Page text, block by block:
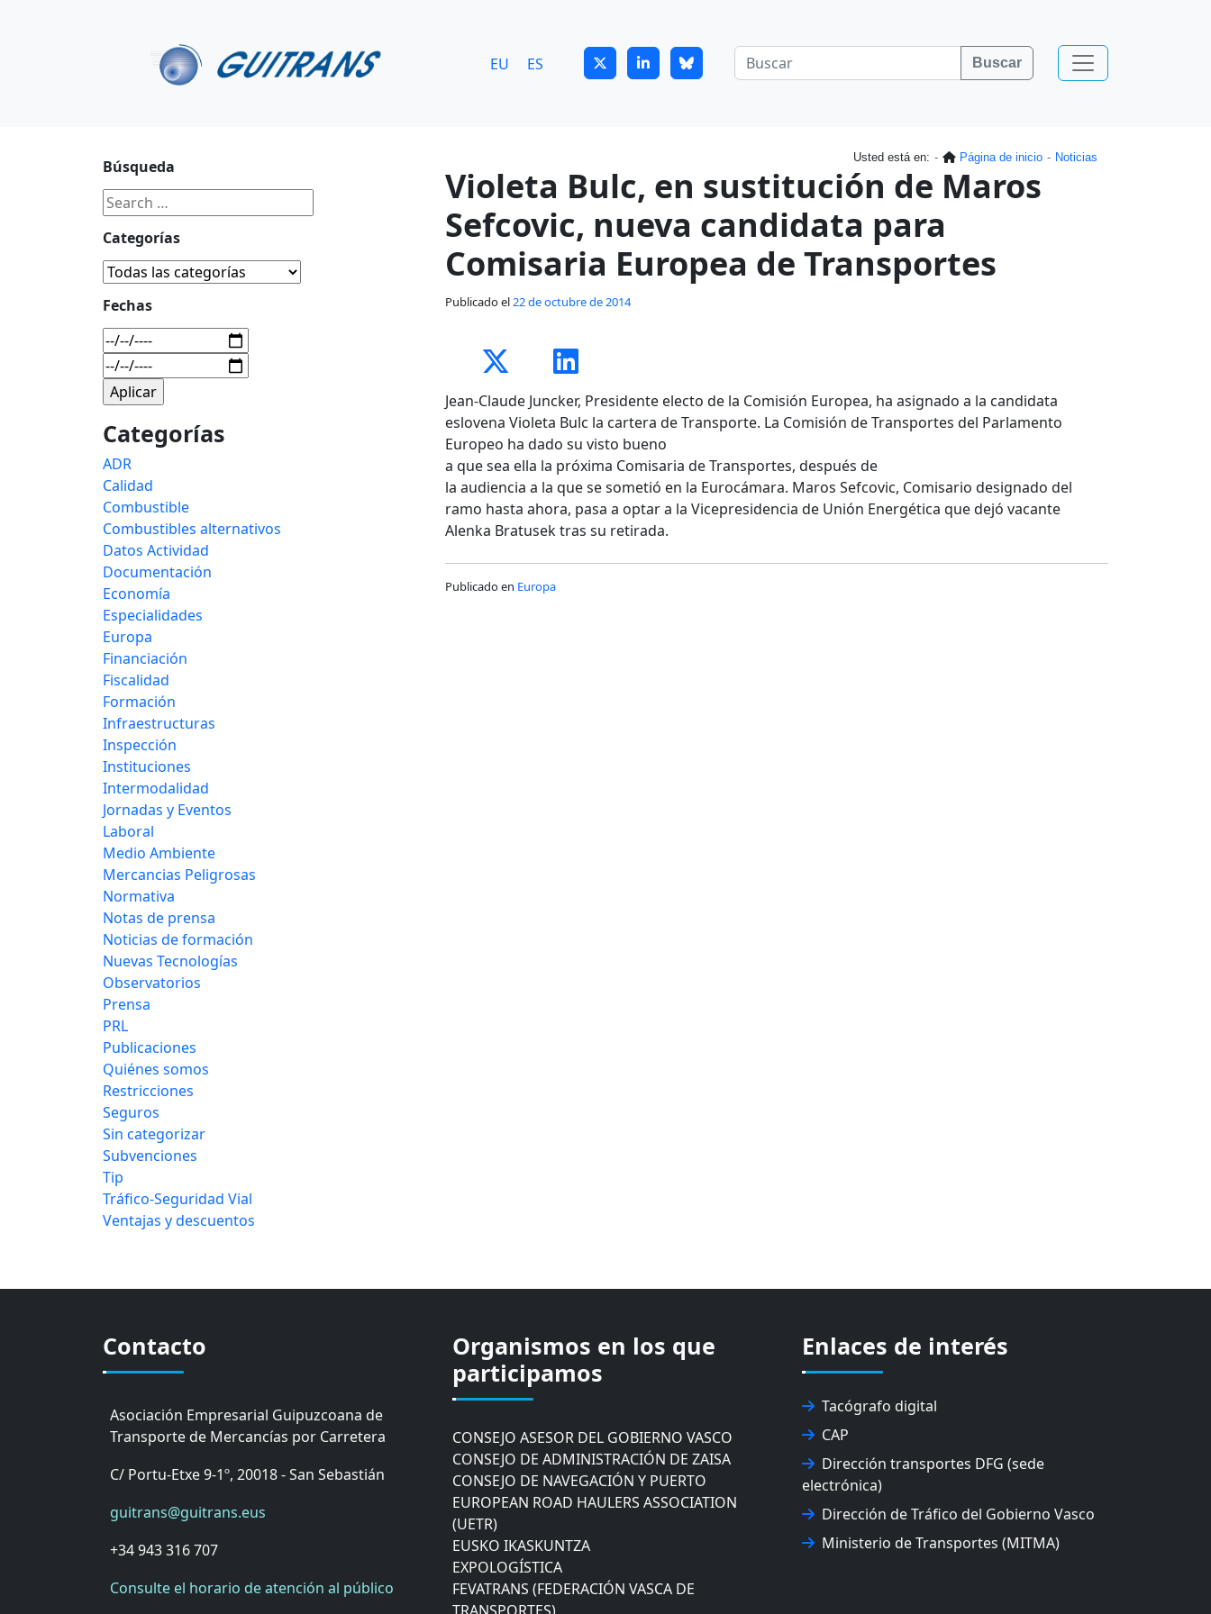
EU ES Buscar
Usted está en: Página de inicio Noticias
Violeta Bulc, en sustitución de Maros
Sefcovic, nueva candidata para
Comisaria Europea de Transportes
Publicado el22 de octubre de 2014
Jean-Claude Juncker, Presidente electo de la Comisión Europea, ha asignado a la candidata
eslovena Violeta Bulc la cartera de Transporte. La Comisión de Transportes del Parlamento
Europeo ha dado su visto bueno
a que sea ella la próxima Comisaria de Transportes, después de
la audiencia a la que se sometió en la Eurocámara. Maros Sefcovic, Comisario designado del
ramo hasta ahora, pasa a optar a la Vicepresidencia de Unión Energética que dejó vacante
Alenka Bratusek tras su retirada.
Publicado en Europa
Búsqueda
Categorías
Fechas
Categorías
ADR
Calidad
Combustible
Combustibles alternativos
Datos Actividad
Documentación
Economía
Especialidades
Europa
Financiación
Fiscalidad
Formación
Infraestructuras
Inspección
Instituciones
Intermodalidad
Jornadas y Eventos
Laboral
Medio Ambiente
Mercancias Peligrosas
Normativa
Notas de prensa
Noticias de formación
Nuevas Tecnologías
Observatorios
Prensa
PRL
Publicaciones
Quiénes somos
Restricciones
Seguros
Sin categorizar
Subvenciones
Tip
Tráfico-Seguridad Vial
Ventajas y descuentos
Contacto
Asociación Empresarial Guipuzcoana de
Transporte de Mercancías por Carretera
C/ Portu-Etxe 9-1º, 20018 - San Sebastián
guitrans@guitrans.eus
+34 943 316 707
Consulte el horario de atención al público
Organismos en los que
participamos
CÁMARA DE COMERCIO DE GIPUZKOA
COMISIÓN ASESORA DE MOVILIDAD DEL
AYUNTAMIENTO DE DONOSTIA
CONSEJO ASESOR DEL GOBIERNO VASCO
CONSEJO DE ADMINISTRACIÓN DE ZAISA
CONSEJO DE NAVEGACIÓN Y PUERTO
EUROPEAN ROAD HAULERS ASSOCIATION
(UETR)
EUSKO IKASKUNTZA
EXPOLOGÍSTICA
FEVATRANS (FEDERACIÓN VASCA DE
TRANSPORTES)
Enlaces de interés
Tacógrafo digital
CAP
Dirección transportes DFG (sede
electrónica)
Dirección de Tráfico del Gobierno Vasco
Ministerio de Transportes (MITMA)